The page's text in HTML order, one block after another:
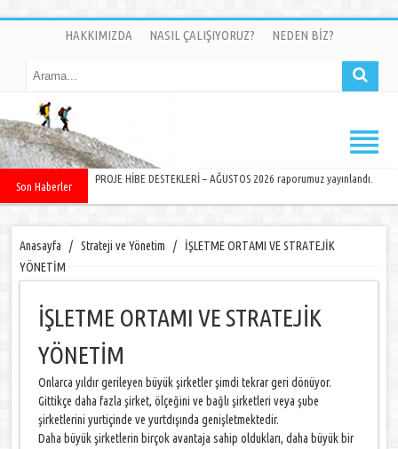
HAKKIMIZDA NASIL ÇALIŞIYORUZ? NEDEN BİZ?
Son Haberler
PROJE HİBE DESTEKLERİ – AĞUSTOS 2026 raporumuz yayınlandı.
Anasayfa / Strateji ve Yönetim /
İŞLETME ORTAMI VE STRATEJİK
YÖNETİM
İŞLETME ORTAMI VE STRATEJİK
YÖNETİM
Onlarca yıldır gerileyen büyük şirketler şimdi tekrar geri dönüyor.
Gittikçe daha fazla şirket, ölçeğini ve bağlı şirketleri veya şube
şirketlerini yurtiçinde ve yurtdışında genişletmektedir.
Daha büyük şirketlerin birçok avantaja sahip oldukları, daha büyük bir